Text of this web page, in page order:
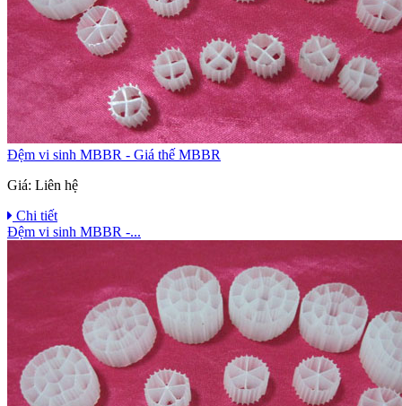
Đệm vi sinh MBBR - Giá thế MBBR
Giá: Liên hệ
Chi tiết
Đệm vi sinh MBBR -...